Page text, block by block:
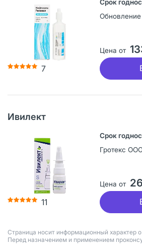
7
Цена от
Ивилект
11
Гротекс
Цена от
Страница носит информационный характер
Перед назначением и применением